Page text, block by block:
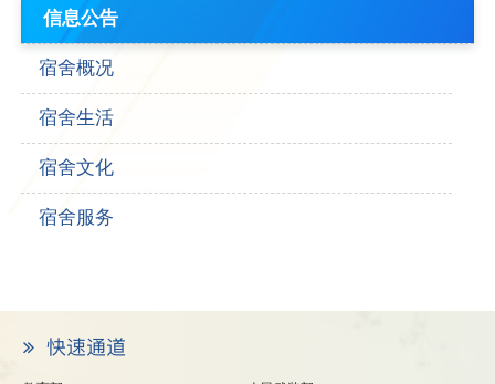
信息公告
宿舍概况
宿舍生活
宿舍文化
宿舍服务